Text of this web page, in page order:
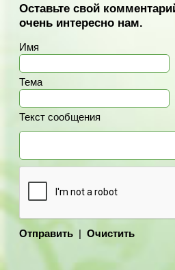
Оставьте свой
очень интересно нам.
Имя
Тема
Текст сообщения
Отправить | Очистить